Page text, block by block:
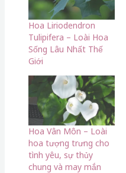
Hoa Liriodendron
Tulipifera – Loài Hoa
Sống Lâu Nhất Thế
Giới
Hoa Vân Môn – Loài
hoa tượng trưng cho
tình yêu, sự thủy
chung và may mắn